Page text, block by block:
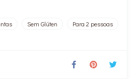
Sem Glúten
Para 2 pessoas